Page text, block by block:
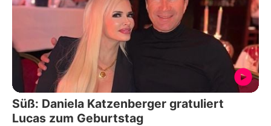
Süß: Daniela Katzenberger gratuliert
Lucas zum Geburtstag